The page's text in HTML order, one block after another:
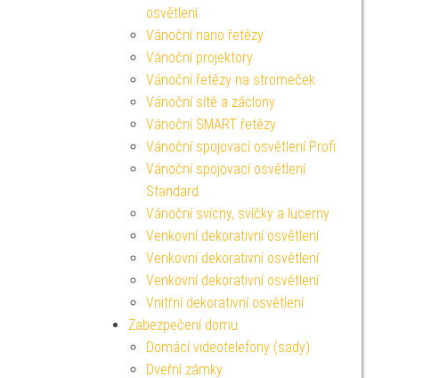
osvětlení
Vánoční nano řetězy
Vánoční projektory
Vánoční řetězy na stromeček
Vánoční sítě a záclony
Vánoční SMART řetězy
Vánoční spojovací osvětlení Profi
Vánoční spojovací osvětlení
Standard
Vánoční svícny, svíčky a lucerny
Venkovní dekorativní osvětlení
Venkovní dekorativní osvětlení
Venkovní dekorativní osvětlení
Vnitřní dekorativní osvětlení
Zabezpečení domu
Domácí videotelefony (sady)
Dveřní zámky